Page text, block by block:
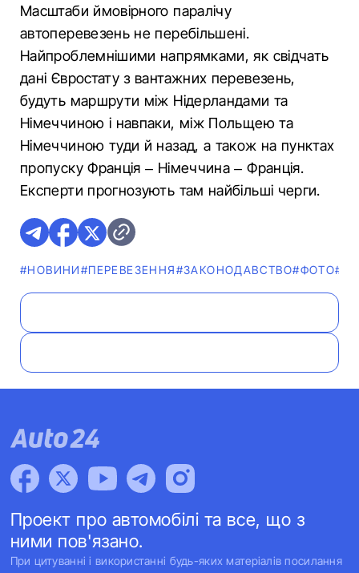
Масштаби ймовірного паралічу
автоперевезень не перебільшені.
Найпроблемнішими напрямками, як свідчать
дані Євростату з вантажних перевезень,
будуть маршрути між Нідерландами та
Німеччиною і навпаки, між Польщею та
Німеччиною туди й назад, а також на пунктах
пропуску Франція – Німеччина – Франція.
Експерти прогнозують там найбільші черги.
#НОВИНИ#ПЕРЕВЕЗЕННЯ#ЗАКОНОДАВСТВО#ФОТО
Проект про автомобілі та все, що з
ними пов'язано.
При цитуванні і використанні будь-яких матеріалів посилання